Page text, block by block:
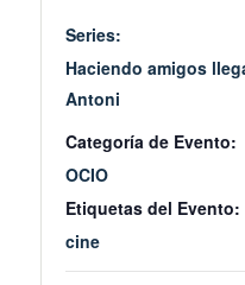
Series:
Haciendo amigos
Antoni
Categoría de Evento:
OCIO
Etiquetas del Evento:
cine